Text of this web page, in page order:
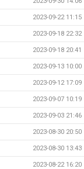
2023-09-22 11:15
2023-09-18 22:32
2023-09-18 20:41
2023-09-13 10:00
2023-09-12 17:09
2023-09-07 10:19
2023-09-03 21:46
2023-08-30 20:50
2023-08-30 13:43
2023-08-22 16:20